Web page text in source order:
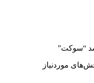
“سوکت”
موردنیاز